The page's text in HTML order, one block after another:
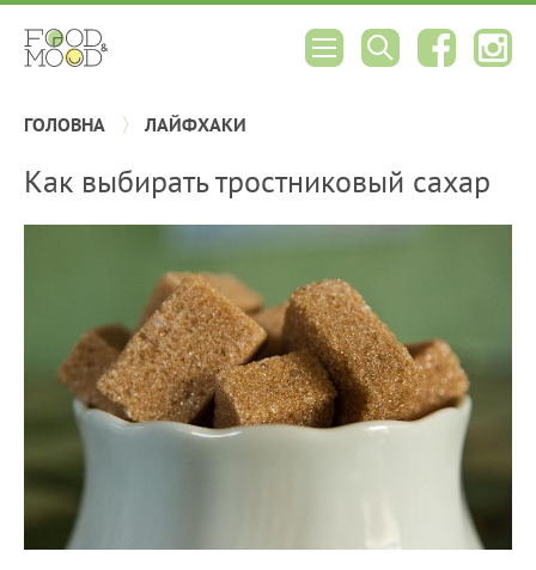
ГОЛОВНА ЛАЙФХАКИ
Как выбирать тростниковый сахар